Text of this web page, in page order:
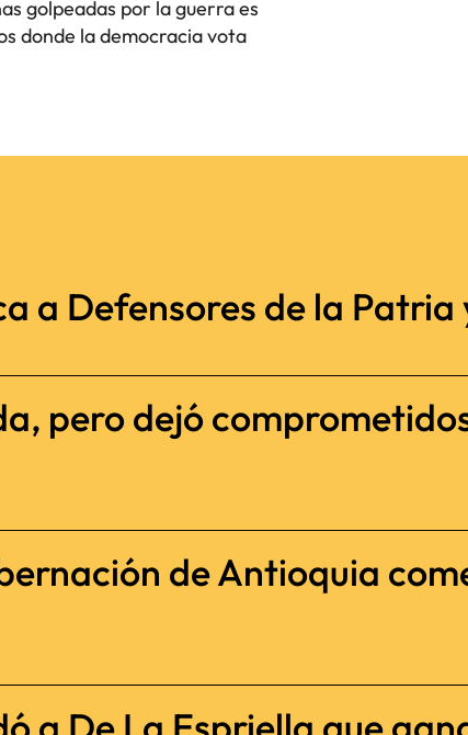
golpeadas por la guerra es
donde la democracia vota
a Defensores de la Patria
pero dejó
de Antioquia